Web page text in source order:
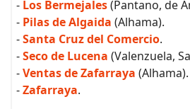
- Los Bermejales(Pantano, de
- Pilas de Algaida (Alhama).
-Santa Cruz del Comercio.
-Seco de Lucena (Valenzuela,
-Ventas de Zafarraya (Alhama).
-Zafarraya.